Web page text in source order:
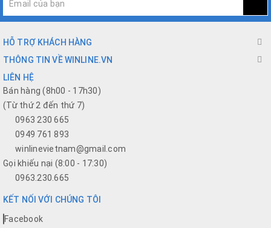
HỖ TRỢ KHÁCH HÀNG
THÔNG TIN VỀ WINLINE.VN
LIÊN HỆ
Bán hàng (8h00 - 17h30)
(Từ thứ 2 đến thứ 7)
0963 230 665
0949 761 893
winlinevietnam@gmail.com
Gọi khiếu nại (8:00 - 17:30)
0963.230.665
KẾT NỐI VỚI CHÚNG TÔI
Facebook